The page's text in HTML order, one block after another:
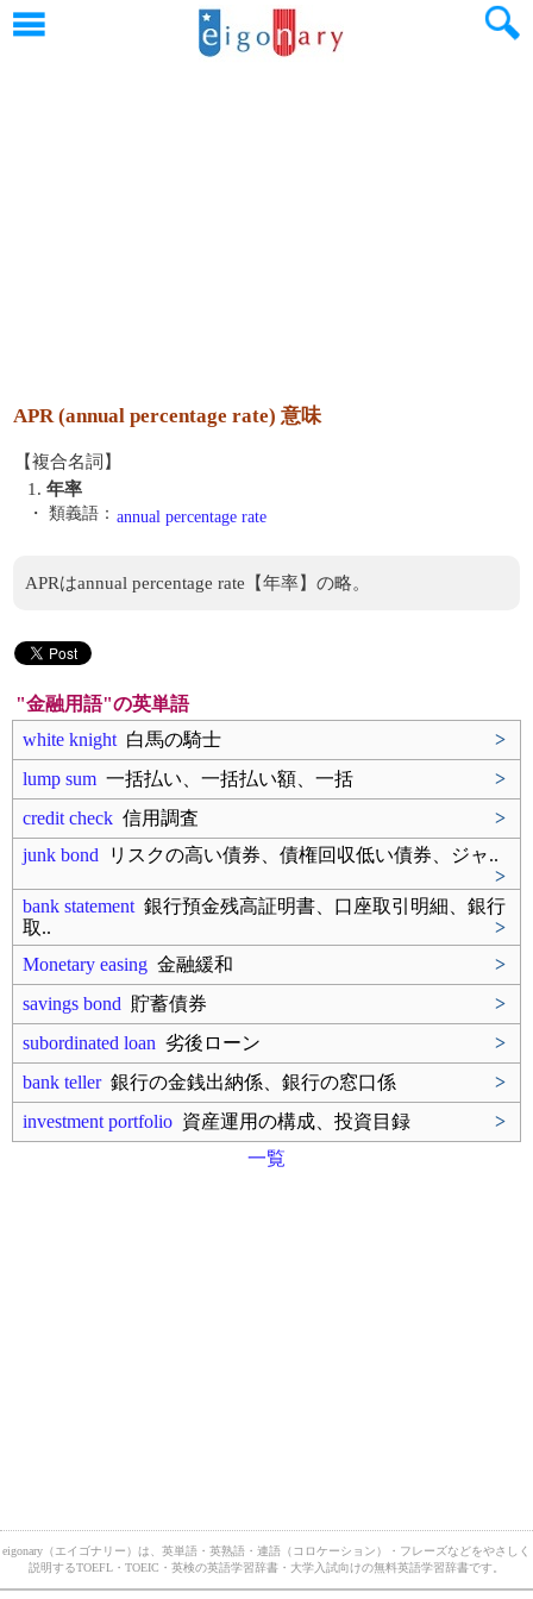
APR (annual percentage rate) 意味
【複合名詞】
1. 年率
・ 類義語： annual percentage rate
APRはannual percentage rate【年率】の略。
"金融用語"の英単語
white knight 白馬の騎士
>
lump sum 一括払い、一括払い額、一括
>
credit check 信用調査
>
junk bond リスクの高い債券、債権回収低い債券、ジャ..
>
bank statement 銀行預金残高証明書、口座取引明細、銀行
取..
>
Monetary easing 金融緩和
>
savings bond 貯蓄債券
>
subordinated loan 劣後ローン
>
bank teller銀行の金銭出納係、銀行の窓口係
>
investment portfolio 資産運用の構成、投資目録
>
一覧
eigonary（エイゴナリー）は、英単語・英熟語・連語（コロケーション）・フレーズなどをやさしく
説明するTOEFL・TOEIC・英検の英語学習辞書・大学入試向けの無料英語学習辞書です。